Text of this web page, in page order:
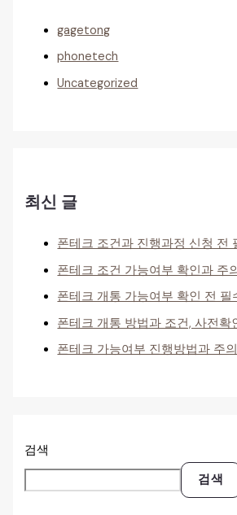
gagetong
phonetech
Uncategorized
최신 글
폰테크 조건과 진행과정 신청 전
폰테크 조건 가능여부 확인과 주
폰테크 개통 가능여부 확인 전 필
폰테크 개통 방법과 조건, 사전확
폰테크 가능여부 진행방법과 주
검색
검색